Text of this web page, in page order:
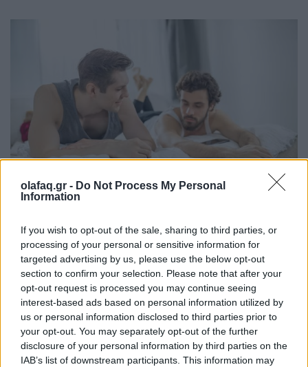
olafaq.gr - Do Not Process My Personal
Information
If you wish to opt-out of the sale, sharing to third parties, or
processing of your personal or sensitive information for
targeted advertising by us, please use the below opt-out
section to confirm your selection. Please note that after your
opt-out request is processed you may continue seeing
interest-based ads based on personal information utilized by
us or personal information disclosed to third parties prior to
your opt-out. You may separately opt-out of the further
disclosure of your personal information by third parties on the
IAB’s list of downstream participants. This information may
Το άλμα σε μια σχέση με προνόμια ελλοχεύει σίγουρα και ορισμένους
κινδύνους. Ίσως να διακινδυνεύετε να χάσετε τη φιλία.
Τα μειονεκτήματα
Το άλμα σε μια σχέση με προνόμια ελλοχεύει
σίγουρα και ορισμένους κινδύνους.Ίσως να
διακινδυνεύετε να χάσετε τη φιλία σας. Ίσως το ένα